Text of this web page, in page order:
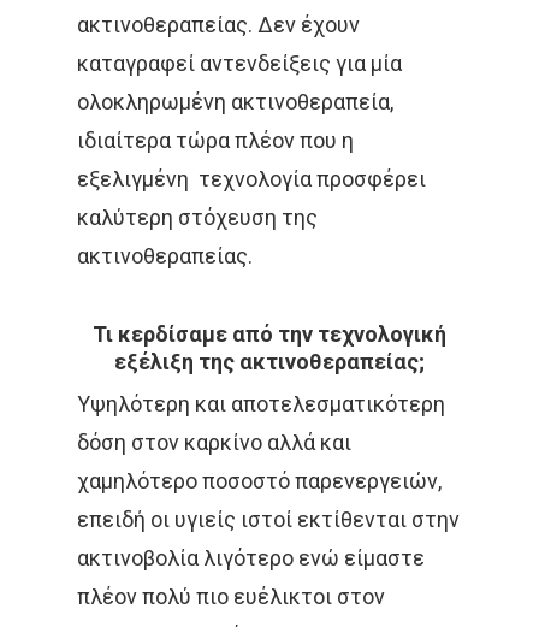
ακτινοθεραπείας. Δεν έχουν
καταγραφεί αντενδείξεις για μία
ολοκληρωμένη ακτινοθεραπεία,
ιδιαίτερα τώρα πλέον που η
εξελιγμένη τεχνολογία προσφέρει
καλύτερη στόχευση της
ακτινοθεραπείας.
Τι κερδίσαμε από την τεχνολογική
εξέλιξη της ακτινοθεραπείας;
Υψηλότερη και αποτελεσματικότερη
δόση στον καρκίνο αλλά και
χαμηλότερο ποσοστό παρενεργειών,
επειδή οι υγιείς ιστοί εκτίθενται στην
ακτινοβολία λιγότερο ενώ είμαστε
πλέον πολύ πιο ευέλικτοι στον